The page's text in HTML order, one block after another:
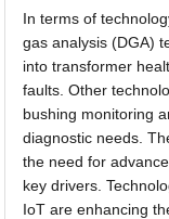
In terms of
gas analysis (DGA)
into transformer
faults. Other
bushing monitoring
diagnostic needs.
the need for
key drivers.
IoT are enhancing